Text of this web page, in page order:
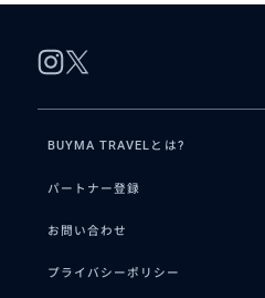
BUYMA TRAVELとは?
パートナー登録
お問い合わせ
プライバシーポリシー